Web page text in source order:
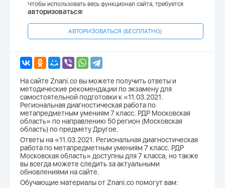
Чтобы использовать весь функционал сайта, требуется
авторизоваться!
АВТОРИЗОВАТЬСЯ (БЕСПЛАТНО)
На сайте Znani.co вы можете получить ответы и
методические рекомендации по экзамену для
самостоятельной подготовки к «11.03.2021.
Региональная диагностическая работа по
метапредметным умениям 7 класс. РДР Московская
область» по направлению 50 регион (Московская
область) по предмету Другое.
Ответы на «11.03.2021. Региональная диагностическая
работа по метапредметным умениям 7 класс. РДР
Московская область» доступны для 7 класса, но также
вы всегда можете следить за актуальными
обновлениями на сайте.
Обучающие материалы от Znani.co помогут вам: